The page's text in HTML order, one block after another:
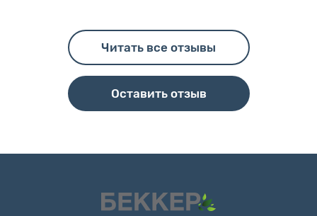
Читать все отзывы
Оставить отзыв